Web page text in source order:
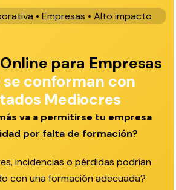
• Empresas • Alto impacto
para Empresas
se conforman con
Mediocres
va a permitirse tu empresa
por falta de formación?
incidencias o pérdidas podrían
con una formación adecuada?